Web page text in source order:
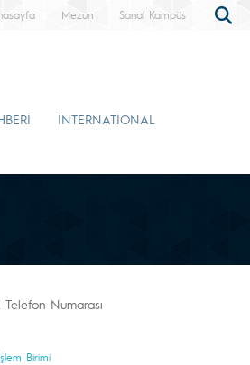
Mezun Sanal Kampüs
İNTERNATİONAL
Numarası
Birimi